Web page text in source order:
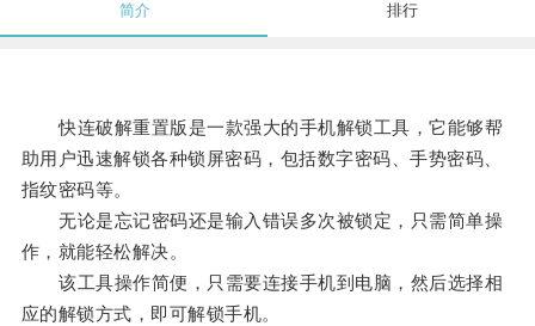
简介 排行
快连破解重置版是一款强大的手机解锁工具，它能够帮
助用户迅速解锁各种锁屏密码，包括数字密码、手势密码、
指纹密码等。
无论是忘记密码还是输入错误多次被锁定，只需简单操
作，就能轻松解决。
该工具操作简便，只需要连接手机到电脑，然后选择相
应的解锁方式，即可解锁手机。